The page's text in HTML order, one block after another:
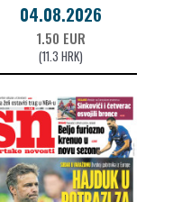
04.08.2026
1.50 EUR
(11.3 HRK)